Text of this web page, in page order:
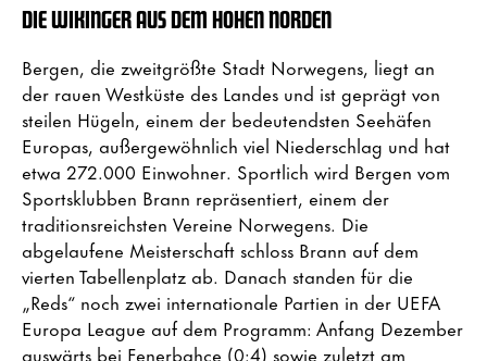
DIE WIKINGER AUS DEM HOHEN NORDEN
Bergen, die zweitgrößte Stadt Norwegens, liegt an
der rauen Westküste des Landes und ist geprägt von
steilen Hügeln, einem der bedeutendsten Seehäfen
Europas, außergewöhnlich viel Niederschlag und hat
etwa 272.000 Einwohner. Sportlich wird Bergen vom
Sportsklubben Brann repräsentiert, einem der
traditionsreichsten Vereine Norwegens. Die
abgelaufene Meisterschaft schloss Brann auf dem
vierten Tabellenplatz ab. Danach standen für die
„Reds“ noch zwei internationale Partien in der UEFA
Europa League auf dem Programm: Anfang Dezember
auswärts bei Fenerbahçe (0:4) sowie zuletzt am